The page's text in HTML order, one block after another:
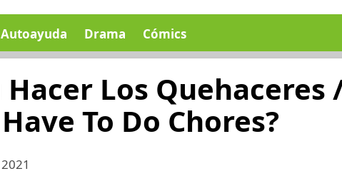
Autoayuda Drama Cómics
Hacer Los Quehaceres
To Do Chores?